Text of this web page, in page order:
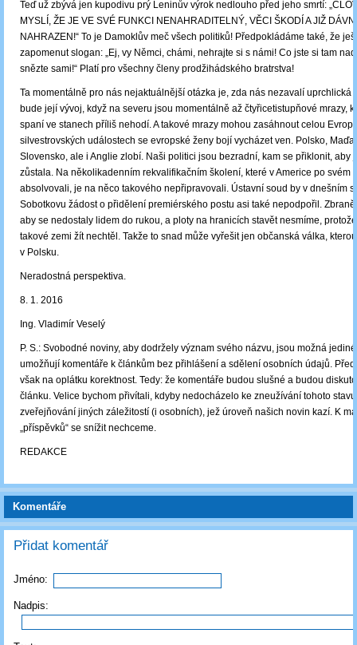
Teď už zbývá jen kupodivu prý Leninův výrok nedlouho před jeho smrtí:
MYSLÍ, ŽE JE VE SVÉ FUNKCI NENAHRADITELNÝ, VĚCI ŠKODÍ A JIŽ
NAHRAZEN!“ To je Damoklův meč všech politiků! Předpokládáme také, že
zapomenut slogan: „Ej, vy Němci, chámi, nehrajte si s námi! Co jste si tam
snězte sami!“ Platí pro všechny členy prodžihádského bratrstva!
Ta momentálně pro nás nejaktuálnější otázka je, zda nás nezavalí uprchlická
bude její vývoj, když na severu jsou momentálně až čtyřicetistupňové mrazy,
spaní ve stanech příliš nehodí. A takové mrazy mohou zasáhnout celou
silvestrovských událostech se evropské ženy bojí vycházet ven. Polsko,
Slovensko, ale i Anglie zlobí. Naši politici jsou bezradní, kam se přiklonit, aby
zůstala. Na několikadenním rekvalifikačním školení, které v Americe po svém
absolvovali, je na něco takového nepřipravovali. Ústavní soud by v dnešním
Sobotkovu žádost o přidělení premiérského postu asi také nepodpořil.
aby se nedostaly lidem do rukou, a ploty na hranicích stavět nesmíme,
takové zemi žít nechtěl. Takže to snad může vyřešit jen občanská válka,
v Polsku.
Neradostná perspektiva.
8. 1. 2016
Ing. Vladimír Veselý
P. S.: Svobodné noviny, aby dodržely význam svého názvu, jsou možná
umožňují komentáře k článkům bez přihlášení a sdělení osobních údajů.
však na oplátku korektnost. Tedy: že komentáře budou slušné a budou
článku. Velice bychom přivítali, kdyby nedocházelo ke zneužívání tohoto
zveřejňování jiných záležitostí (i osobních), jež úroveň našich novin kazí. K
„příspěvků“ se snížit nechceme.
REDAKCE
Komentáře
Přidat komentář
Jméno:
Nadpis: